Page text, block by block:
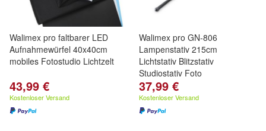
Walimex pro faltbarer LED
Aufnahmewürfel 40x40cm
mobiles Fotostudio Lichtzelt
43,99 €
Kostenloser Versand
Walimex pro GN-806
Lampenstativ 215cm
Lichtstativ Blitzstativ
Studiostativ Foto
37,99 €
Kostenloser Versand